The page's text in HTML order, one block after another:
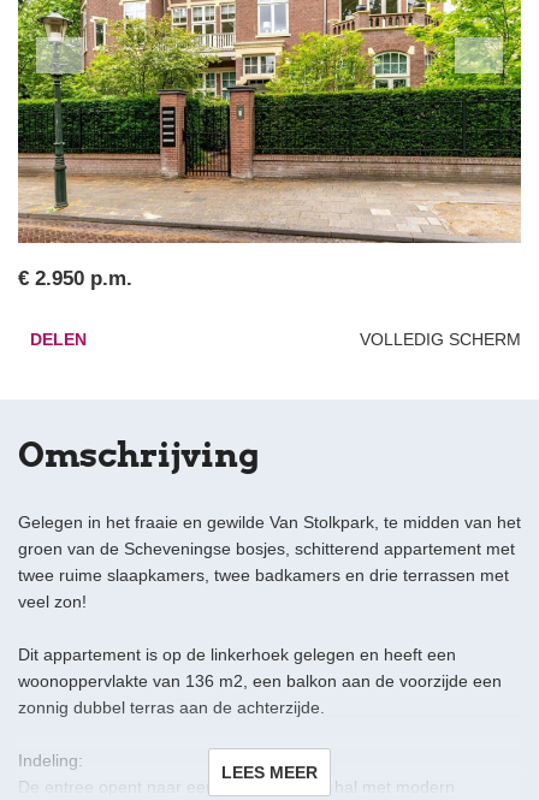
€ 2.950 p.m.
DELEN VOLLEDIG SCHERM
Omschrijving
Gelegen in het fraaie en gewilde Van Stolkpark, te midden van het
groen van de Scheveningse bosjes, schitterend appartement met
twee ruime slaapkamers, twee badkamers en drie terrassen met
veel zon!
Dit appartement is op de linkerhoek gelegen en heeft een
woonoppervlakte van 136 m2, een balkon aan de voorzijde een
zonnig dubbel terras aan de achterzijde.
Indeling:
De entree opent naar een ruime centrale hal met modern
LEES MEER